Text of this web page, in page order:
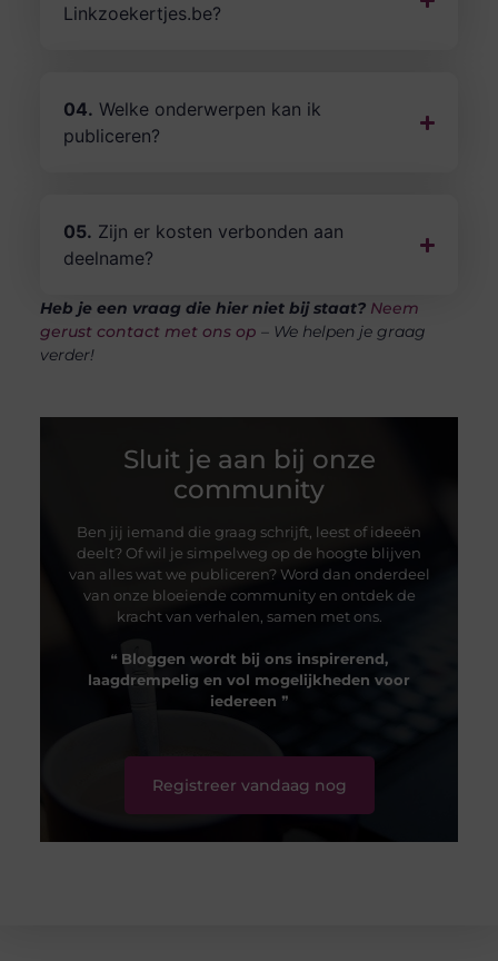
Sluit je aan bij onze
community
Ben jij iemand die graag schrijft, leest of ideeën
deelt? Of wil je simpelweg op de hoogte blijven
van alles wat we publiceren? Word dan onderdeel
van onze bloeiende community en ontdek de
kracht van verhalen, samen met ons.
❝ Bloggen wordt bij ons inspirerend,
laagdrempelig en vol mogelijkheden voor
iedereen ❞
Registreer vandaag nog
Linkzoekertjes.be?
04. Welke onderwerpen kan ik
publiceren?
05. Zijn er kosten verbonden aan
deelname?
Heb je een vraag die hier niet bij staat? Neem
gerust contact met ons op – We helpen je graag
verder!